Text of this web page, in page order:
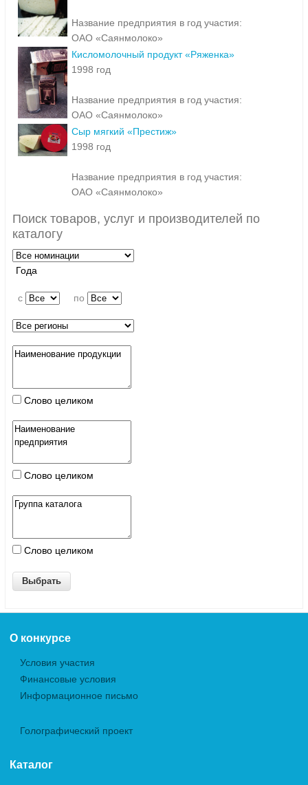
Название предприятия в год участия:
ОАО «Саянмолоко»
Кисломолочный продукт «Ряженка»
1998 год
Название предприятия в год участия:
ОАО «Саянмолоко»
Сыр мягкий «Престиж»
1998 год
Название предприятия в год участия:
ОАО «Саянмолоко»
Поиск товаров, услуг и производителей по
каталогу
Года
c по
Слово целиком
Слово целиком
Слово целиком
О конкурсе
Условия участия
Финансовые условия
Информационное письмо
Голографический проект
Каталог